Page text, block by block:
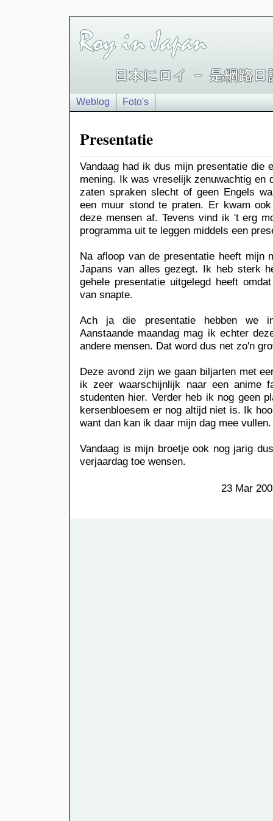
Weblog Foto's
Presentatie
Vandaag had ik dus mijn presentatie die
mening. Ik was vreselijk zenuwachtig en
zaten spraken slecht of geen Engels
een muur stond te praten. Er kwam
deze mensen af. Tevens vind ik 't erg
programma uit te leggen middels een
Na afloop van de presentatie heeft mijn
Japans van alles gezegt. Ik heb sterk
gehele presentatie uitgelegd heeft
van snapte.
Ach ja die presentatie hebben we
Aanstaande maandag mag ik echter
andere mensen. Dat word dus net zo'n
Deze avond zijn we gaan biljarten met
ik zeer waarschijnlijk naar een anime
studenten hier. Verder heb ik nog geen
kersenbloesem er nog altijd niet is. Ik
want dan kan ik daar mijn dag mee vullen.
Vandaag is mijn broetje ook nog jarig
verjaardag toe wensen.
23 Mar